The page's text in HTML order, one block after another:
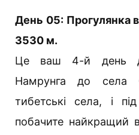
День 05: Прогулянка
3530 м.
Це ваш 4-й день
Намрунга до села
тибетські села, і
побачите найкращий